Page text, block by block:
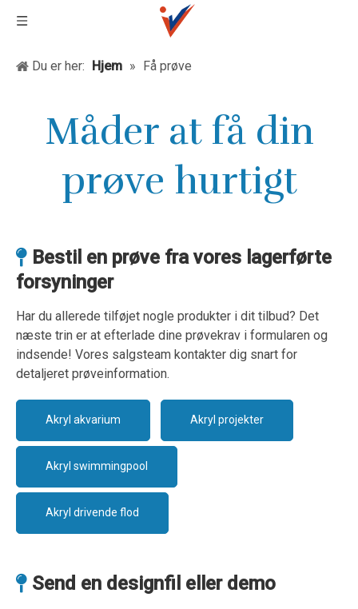
Du er her: Hjem » Få prøve
Måder at få din
prøve hurtigt
 Bestil en prøve fra vores lagerførte
forsyninger
Har du allerede tilføjet nogle produkter i dit tilbud? Det
næste trin er at efterlade dine prøvekrav i formularen og
indsende! Vores salgsteam kontakter dig snart for
detaljeret prøveinformation.
Akryl akvarium Akryl projekter
Akryl swimmingpool
Akryl drivende flod
 Send en designfil eller demo